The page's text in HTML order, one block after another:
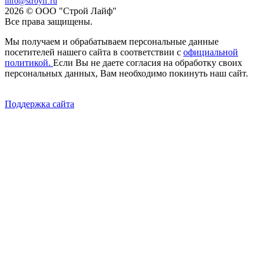
2026 © ООО "Строй Лайф"
Все права защищены.
Мы получаем и обрабатываем персональные данные
посетителей нашего сайта в соответствии с официальной
политикой. Если Вы не даете согласия на обработку своих
персональных данных, Вам необходимо покинуть наш сайт.
Поддержка сайта